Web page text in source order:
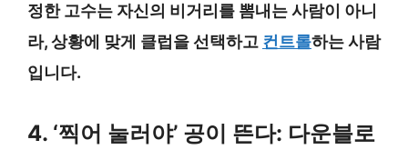
정한 고수는 자신의 비거리를 뽐내는 사람이 아니
라, 상황에 맞게 클럽을 선택하고 컨트롤하는 사람
입니다.
4. ‘찍어 눌러야’ 공이 뜬다: 다운블로